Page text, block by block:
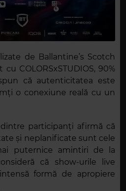
de Ballantine’s Scotch
COLORSxSTUDIOS, 90%
că autenticitatea este
o conexiune reală cu un
participanți afirmă că
și neplanificate sunt cele
puternice amintiri de la
că show-urile live
formă de apropiere